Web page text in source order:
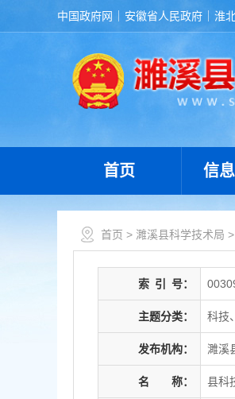
中国政府网 安徽省人民政府 淮
首页 信
首页 > 濉溪县科学技术局 >
索 引 号：
主题分类： 科技
发布机构： 濉溪
名 称： 县科